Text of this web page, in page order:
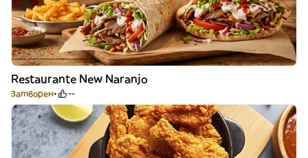
Restaurante New Naranjo
Затворен --